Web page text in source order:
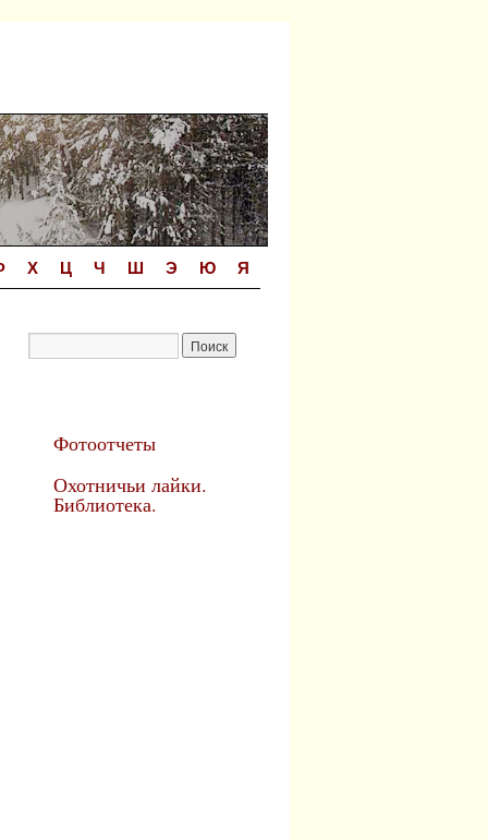
Х Ц Ч Ш Э Ю Я
Фотоотчеты
Охотничьи лайки.
Библиотека.